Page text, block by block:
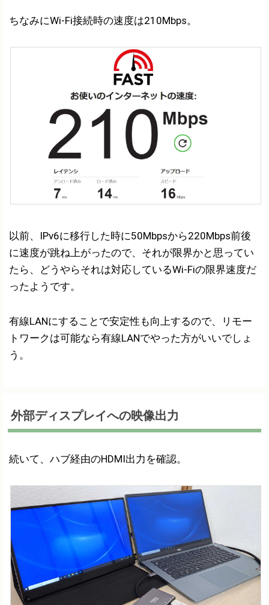
ちなみにWi-Fi接続時の速度は210Mbps。
以前、IPv6に移行した時に50Mbpsから220Mbps前後
に速度が跳ね上がったので、それが限界かと思ってい
たら、どうやらそれは対応しているWi-Fiの限界速度だ
ったようです。
有線LANにすることで安定性も向上するので、リモー
トワークは可能なら有線LANでやった方がいいでしょ
う。
外部ディスプレイへの映像出力
続いて、ハブ経由のHDMI出力を確認。